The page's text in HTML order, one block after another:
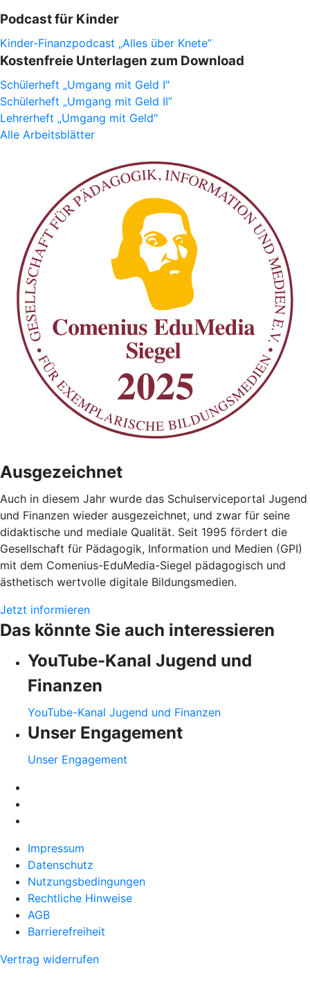
Podcast für Kinder
Kinder-Finanzpodcast „Alles über Knete“
Kostenfreie Unterlagen zum Download
Schülerheft „Umgang mit Geld I"
Schülerheft „Umgang mit Geld II”
Lehrerheft „Umgang mit Geld"
Alle Arbeitsblätter
Ausgezeichnet
Auch in diesem Jahr wurde das Schulserviceportal Jugend
und Finanzen wieder ausgezeichnet, und zwar für seine
didaktische und mediale Qualität. Seit 1995 fördert die
Gesellschaft für Pädagogik, Information und Medien (GPI)
mit dem Comenius-EduMedia-Siegel pädagogisch und
ästhetisch wertvolle digitale Bildungsmedien.
Jetzt informieren
Das könnte Sie auch interessieren
YouTube-Kanal Jugend und
Finanzen
YouTube-Kanal Jugend und Finanzen
Unser Engagement
Unser Engagement
Impressum
Datenschutz
Nutzungsbedingungen
Rechtliche Hinweise
AGB
Barrierefreiheit
Vertrag widerrufen